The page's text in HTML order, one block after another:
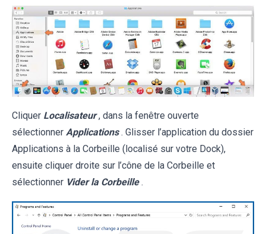
Cliquer Localisateur , dans la fenêtre ouverte
sélectionner Applications . Glisser l’application du dossier
Applications à la Corbeille (localisé sur votre Dock),
ensuite cliquer droite sur l’cône de la Corbeille et
sélectionner Vider la Corbeille .